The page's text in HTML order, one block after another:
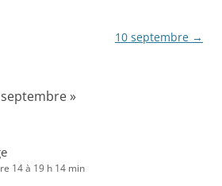
10 septembre →
»
14 à 19 h 14 min